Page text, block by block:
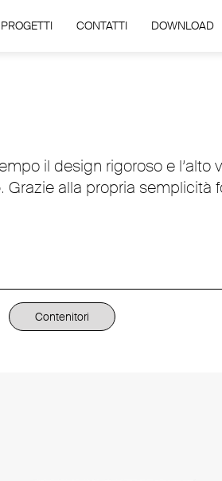
PROGETTI CONTATTI DOWNLOAD
il design rigoroso e
. Grazie alla propria semplicità
Contenitori